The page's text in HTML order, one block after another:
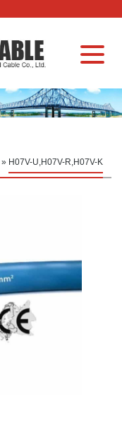
» H07V-U,H07V-R,H07V-K